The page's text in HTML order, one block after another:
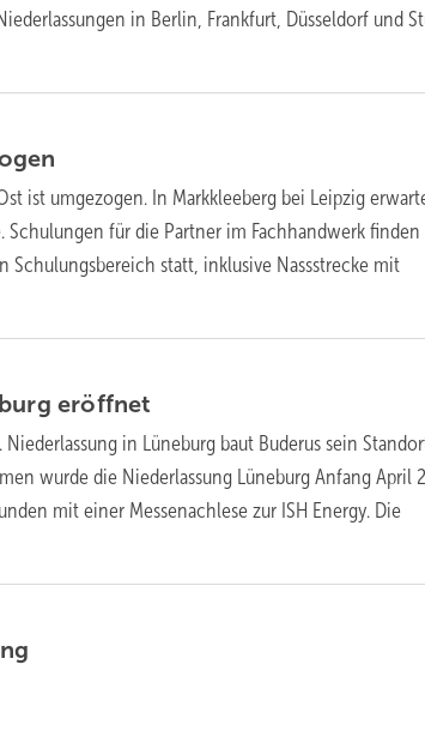
in Berlin, Frankfurt, Düsseldorf und
ist umgezogen. In Markkleeberg bei Leipzig
Schulungen für die Partner im Fachhandwerk
Schulungsbereich statt, inklusive Nassstrecke mit
eröffnet
in Lüneburg baut Buderus sein
wurde die Niederlassung Lüneburg Anfang April
mit einer Messenachlese zur ISH Energy. Die